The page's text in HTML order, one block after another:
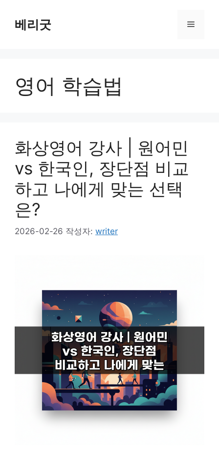
베리굿 메
영어 학습법
화상영어 강사 | 원어민
vs 한국인, 장단점 비교
하고 나에게 맞는 선택
은?
2026-02-26 작성자: writer